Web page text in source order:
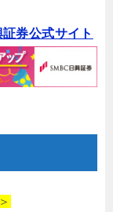
券公式サイト